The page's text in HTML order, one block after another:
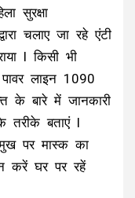
सुरक्षा
चलाए जा रहे एंटी
l किसी भी
लाइन 1090
के बारे में जानकारी
तरीके बताएं l
पर मास्क का
करें घर पर रहें